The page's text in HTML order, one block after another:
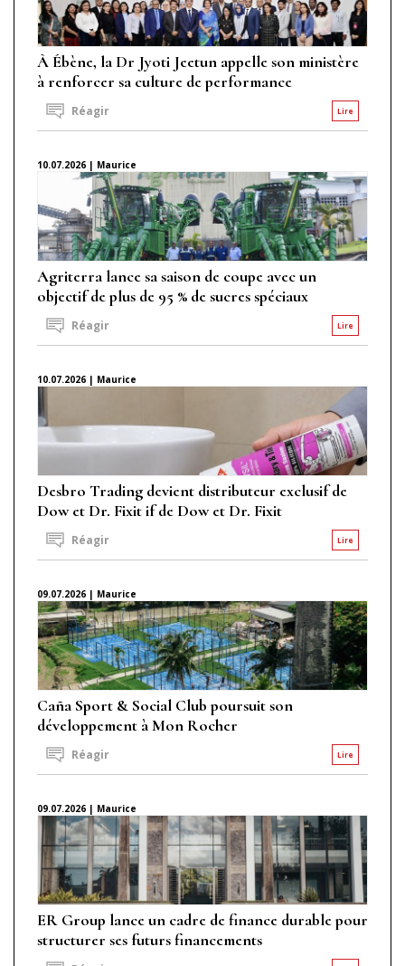
À Ébène, la Dr Jyoti Jeetun appelle son ministère
à renforcer sa culture de performance
Lire
Réagir
10.07.2026 | Maurice
Agriterra lance sa saison de coupe avec un
objectif de plus de 95 % de sucres spéciaux
Lire
Réagir
10.07.2026 | Maurice
Desbro Trading devient distributeur exclusif de
Dow et Dr. Fixit if de Dow et Dr. Fixit
Lire
Réagir
09.07.2026 | Maurice
Caña Sport & Social Club poursuit son
développement à Mon Rocher
Lire
Réagir
09.07.2026 | Maurice
ER Group lance un cadre de finance durable pour
structurer ses futurs financements